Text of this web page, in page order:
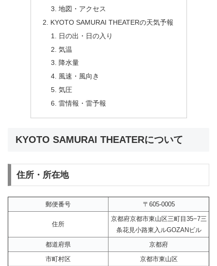
地図・アクセス
KYOTO SAMURAI THEATERの天気予報
日の出・日の入り
気温
降水量
風速・風向き
気圧
雷情報・雷予報
KYOTO SAMURAI THEATERについて
住所・所在地
郵便番号 〒605-0005
住所
京都府京都市東山区三町目35−7三
条花見小路東入ルGOZANビル
都道府県
京都府
市町村区
京都市東山区